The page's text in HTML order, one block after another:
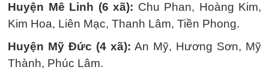
Huyện Mê Linh (6 xã): Chu Phan, Hoàng Kim,
Kim Hoa, Liên Mạc, Thanh Lâm, Tiền Phong.
Huyện Mỹ Đức (4 xã): An Mỹ, Hương Sơn, Mỹ
Thành, Phúc Lâm.